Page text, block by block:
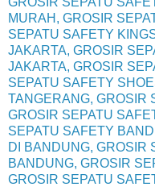
MURAH, GROSIR
SEPATU SAFETY
JAKARTA, GROSIR
JAKARTA, GROSIR
SEPATU SAFETY
TANGERANG, GROSIR
GROSIR SEPATU
SEPATU SAFETY
DI BANDUNG, GROSIR
BANDUNG, GROSIR
GROSIR SEPATU